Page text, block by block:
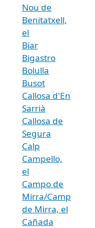
Nou de
Benitatxell,
el
Biar
Bigastro
Bolulla
Busot
Callosa d'En
Sarrià
Callosa de
Segura
Calp
Campello,
el
Campo de
Mirra/Camp
de Mirra, el
Cañada